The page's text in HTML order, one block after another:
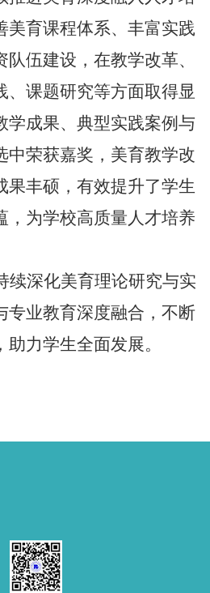
美育课程体系、丰富实践
伍建设，在教学改革、
、课题研究等方面取得显
学成果、典型实践案例与
中荣获嘉奖，美育教学改
果丰硕，有效提升了学生
，为学校高质量人才培养
续深化美育理论研究与实
专业教育深度融合，不断
力学生全面发展。